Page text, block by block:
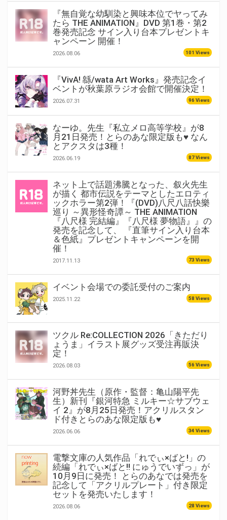
『無自覚な幼馴染と興味本位でヤってみ
たら THE ANIMATION』DVD 第1巻・第2
巻発売記念 サイン入り台本プレゼントキ
ャンペーン 開催！
2026.08.06 101 Views
『VivA! 緜/wata Art Works』発売記念イ
ベントが秋葉原ラジオ会館で開催決定！
2026.07.31 96 Views
なーゆ。先生『私立メロ高等学校』が8
月21日発売！とらのあな限定版も♥ なん
とアクスタは3種！
2026.06.19 87 Views
ネット上で話題沸騰となった、叙火先生
が描く 都市伝説をテーマとしたエロティ
ックホラー第2弾！『(DVD)八尺八話快樂
巡り ～異形怪奇譚～ THE ANIMATION
『八尺様 完結編』『八尺様 夢物語』』の
発売を記念して、 『直筆サイン入り台本
＆色紙』プレゼントキャンペーンを開
催！
2017.11.13 73 Views
イベント会場での委託受付のご案内
2025.11.22 58 Views
ツクル Re:COLLECTION 2026「きただり
ょうま」イラスト展グッズ受注再販決
定！
2026.08.03 56 Views
河野丼先生（原作・監督：亀山陽平先
生）新刊『銀河特急 ミルキー☆サブウェ
イ 2』が8月25日発売！アクリルスタン
ド付きとらのあな限定版も♥
2026.06.06 34 Views
電撃文庫の人気作品「れでぃ×ばと!」の
続編「れでぃ×ばと!! にゅうでいずっ」が
10月9日に発売！ とらのあなでは発売を
記念して「アクリルプレート」付き限定
セットを発売いたします！
2026.08.06 28 Views